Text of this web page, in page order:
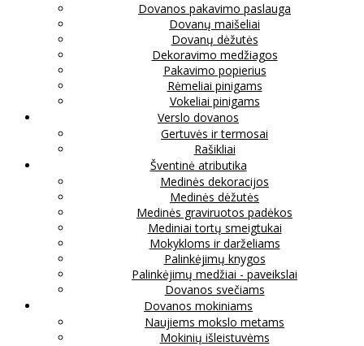
Dovanos pakavimo paslauga
Dovanų maišeliai
Dovanų dėžutės
Dekoravimo medžiagos
Pakavimo popierius
Rėmeliai pinigams
Vokeliai pinigams
Verslo dovanos
Gertuvės ir termosai
Rašikliai
Šventinė atributika
Medinės dekoracijos
Medinės dėžutės
Medinės graviruotos padėkos
Mediniai tortų smeigtukai
Mokykloms ir darželiams
Palinkėjimų knygos
Palinkėjimų medžiai - paveikslai
Dovanos svečiams
Dovanos mokiniams
Naujiems mokslo metams
Mokinių išleistuvėms